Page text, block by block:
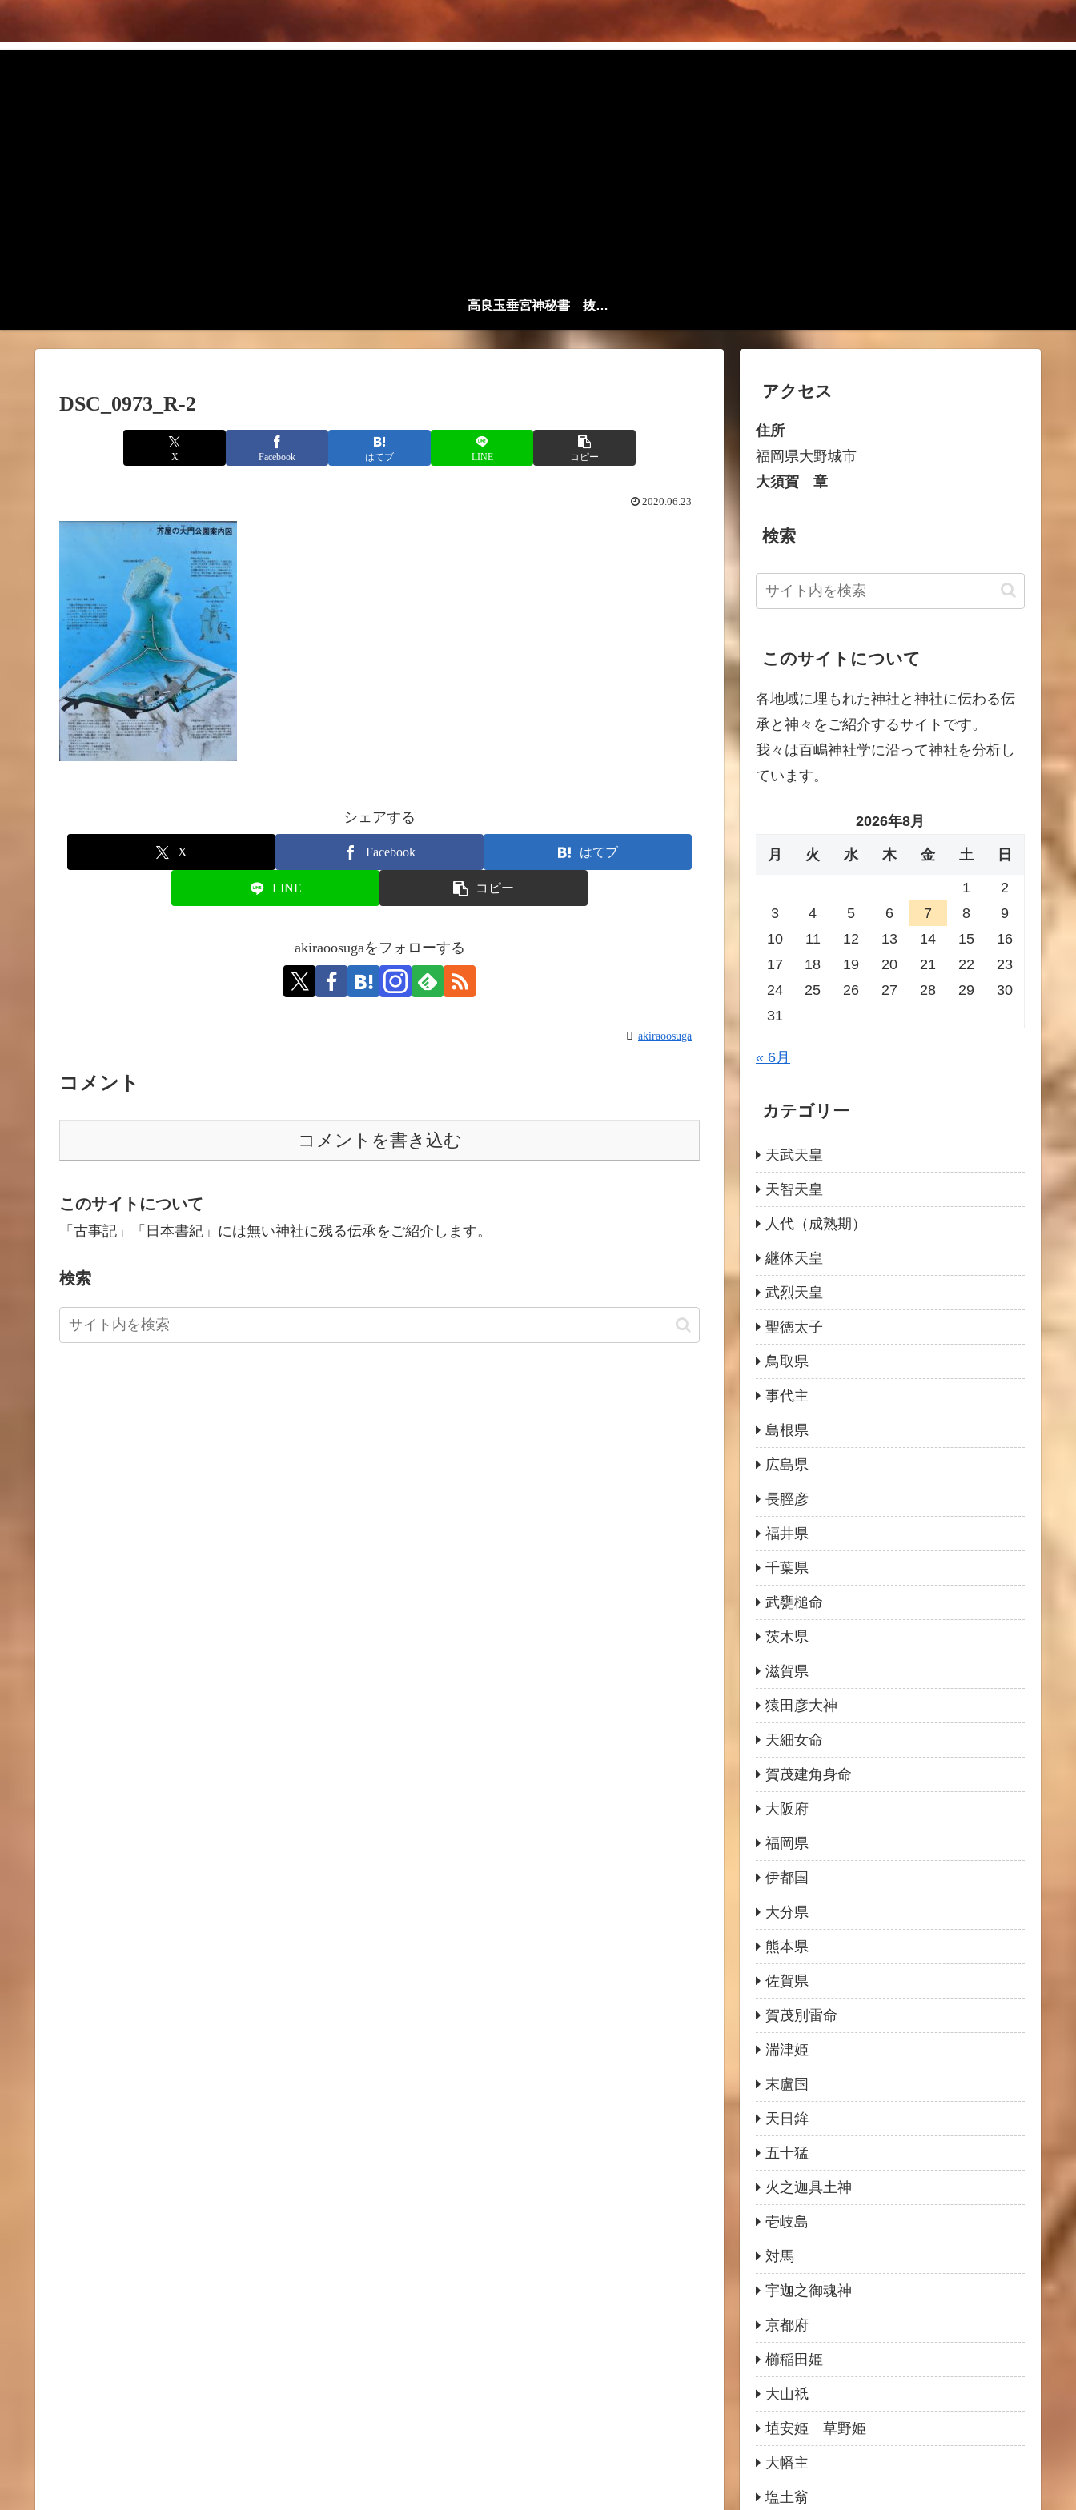
高良玉垂宮神秘書 抜粋解説編
DSC_0973_R-2
X Facebook はてブ LINE コピー
2020.06.23
シェアする
X Facebook はてブ
LINE コピー
akiraoosugaをフォローする
akiraoosuga
コメント
コメントを書き込む
このサイトについて
「古事記」「日本書紀」には無い神社に残る伝承をご紹介します。
検索
アクセス
住所
福岡県大野城市
大須賀 章
検索
このサイトについて
各地域に埋もれた神社と神社に伝わる伝
承と神々をご紹介するサイトです。
我々は百嶋神社学に沿って神社を分析し
ています。
2026年8月
月 火 水 木 金 土 日
1
2
3
4 5 6 7 8
9
10
11 12 13 14 15
16
17
18 19 20 21 22
23
24
25 26 27 28 29
30
31
« 6月
カテゴリー
天武天皇
天智天皇
人代（成熟期）
継体天皇
武烈天皇
聖徳太子
鳥取県
事代主
島根県
広島県
長脛彦
福井県
千葉県
武甕槌命
茨木県
滋賀県
猿田彦大神
天細女命
賀茂建角身命
大阪府
福岡県
伊都国
大分県
熊本県
佐賀県
賀茂別雷命
湍津姫
末盧国
天日鉾
五十猛
火之迦具土神
壱岐島
対馬
宇迦之御魂神
京都府
櫛稲田姫
大山祇
埴安姫 草野姫
大幡主
塩土翁